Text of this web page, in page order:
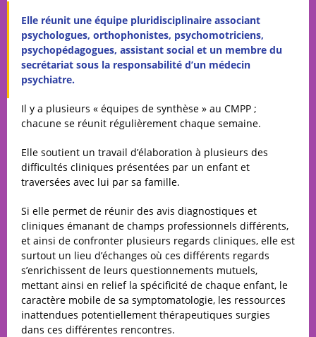
Elle réunit une équipe pluridisciplinaire associant
psychologues, orthophonistes, psychomotriciens,
psychopédagogues, assistant social et un membre du
secrétariat sous la responsabilité d’un médecin
psychiatre.
Il y a plusieurs « équipes de synthèse » au CMPP ;
chacune se réunit régulièrement chaque semaine.
Elle soutient un travail d’élaboration à plusieurs des
difficultés cliniques présentées par un enfant et
traversées avec lui par sa famille.
Si elle permet de réunir des avis diagnostiques et
cliniques émanant de champs professionnels différents,
et ainsi de confronter plusieurs regards cliniques, elle est
surtout un lieu d’échanges où ces différents regards
s’enrichissent de leurs questionnements mutuels,
mettant ainsi en relief la spécificité de chaque enfant, le
caractère mobile de sa symptomatologie, les ressources
inattendues potentiellement thérapeutiques surgies
dans ces différentes rencontres.